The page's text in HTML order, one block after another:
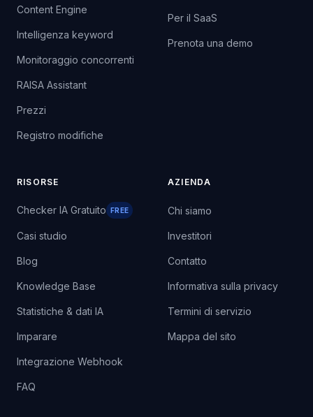
Content Engine
Intelligenza keyword
Monitoraggio concorrenti
RAISA Assistant
Prezzi
Registro modifiche
Per il SaaS
Prenota una demo
RISORSE
Checker IA Gratuito FREE
Casi studio
Blog
Knowledge Base
Statistiche & dati IA
Imparare
Integrazione Webhook
FAQ
AZIENDA
Chi siamo
Investitori
Contatto
Informativa sulla privacy
Termini di servizio
Mappa del sito